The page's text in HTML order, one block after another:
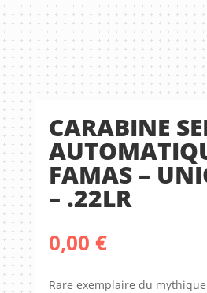
CARABINE
FAMAS –
– .22LR
0,00 €
Rare exemplaire du mythique